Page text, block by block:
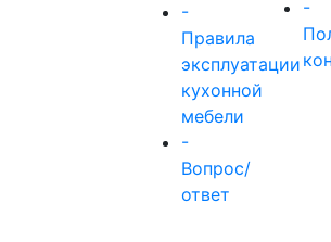
-
Правила
эксплуатации
кухонной
мебели
-
Вопрос/
ответ
-